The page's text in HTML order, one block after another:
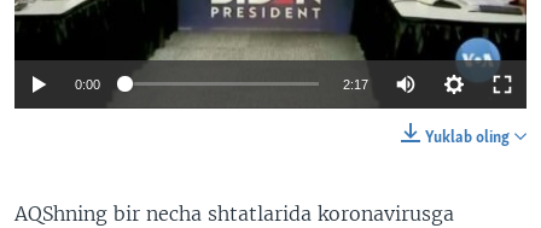
VIDEO
XABARLAR SURATLARDA
ODNOKLASSNIKI
TELEGRAM
TWITTER
0:00 2:17
Yuklab oling
AQShning bir necha shtatlarida koronavirusga